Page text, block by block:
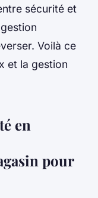
sécurité et
Voilà ce
et la gestion
en
pour